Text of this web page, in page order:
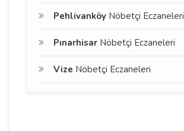
Pehlivanköy Nöbetçi Eczaneleri
Pınarhisar Nöbetçi Eczaneleri
Vize Nöbetçi Eczaneleri